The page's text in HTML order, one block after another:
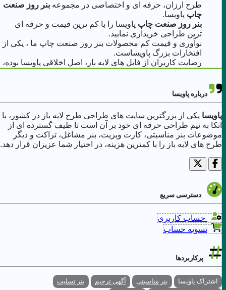
طرح ارزان، حرفه ای و اختصاصی در مجموعهبنر روز صنعت
چاپپاویسا.
بنر روز صنعت چاپپاویسا را با کم ترین قیمت و حرفه ای
ترین طراحی خریداری نمایید.
نوآوری و قیمت کم محصولات بنر روز صنعت چاپ ما ، یکی از
افتخارات بزرگ پاویساست.
رضایت کاربران از فایل های لایه باز، اصل اخلاقی پاویسا بوده،
مخصوصا در بنر روز صنعت چاپ.
درباره پاویسا
پاویسایکی از بزرگترین سایت های طراحی طرح لایه باز در کشور، با
اتکا به تیم طراحی حرفه ای خود بر آن است تا طیف گسترده ای از
موضوعات بنر مناسبتی، کارت ویزیت، بنر مشاغل، تراکت و دیگر
طرح های لایه باز را با کمترین هزینه، در اختیار شما عزیزان قرار دهد.
دسترسی سریع
حساب کاربری
تسویه حساب
پرکاربردها
اشتراک پاویسا بنر مناسبتی آگهی ترحیم
بنر تسلیت